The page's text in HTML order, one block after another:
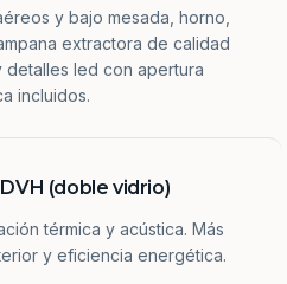
y bajo mesada, horno,
extractora de calidad
detalles led con apertura
incluidos.
(doble vidrio)
térmica y acústica. Más
y eficiencia energética.